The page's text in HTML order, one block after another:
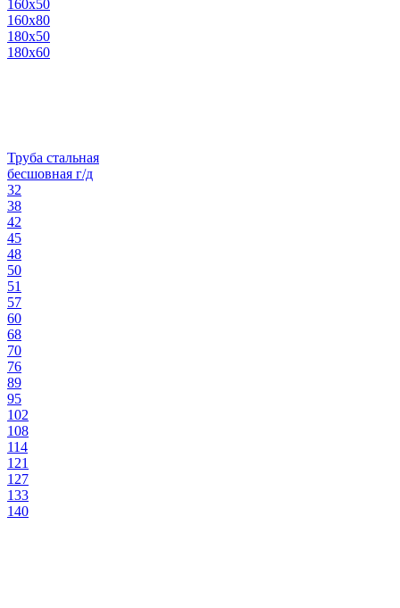
160х50
160х80
180х50
180х60
Труба стальная
бесшовная г/д
32
38
42
45
48
50
51
57
60
68
70
76
89
95
102
108
114
121
127
133
140